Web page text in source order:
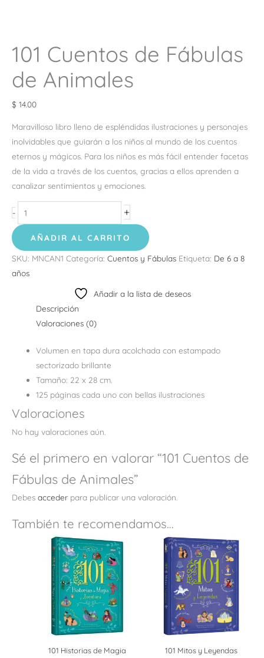
101 Cuentos de Fábulas
de Animales
$ 14.00
Maravilloso libro lleno de espléndidas ilustraciones y personajes
inolvidables que guiarán a los niños al mundo de los cuentos
eternos y mágicos. Para los niños es más fácil entender facetas
de la vida a través de los cuentos, gracias a ellos aprenden a
canalizar sentimientos y emociones.
- +
AÑADIR AL CARRITO
SKU: MNCAN1 Categoría: Cuentos y Fábulas Etiqueta: De 6 a 8
años
Añadir a la lista de deseos
Descripción
Valoraciones (0)
Volumen en tapa dura acolchada con estampado
sectorizado brillante
Tamaño: 22 x 28 cm.
125 páginas cada uno con bellas ilustraciones
Valoraciones
No hay valoraciones aún.
Sé el primero en valorar “101 Cuentos de
Fábulas de Animales”
Debes acceder para publicar una valoración.
También te recomendamos…
101 Historias de Magia
101 Mitos y Leyendas